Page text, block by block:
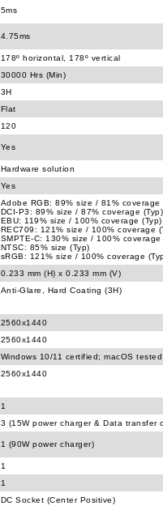
5ms
4.75ms
178º horizontal, 178º vertical
30000 Hrs (Min)
3H
Flat
120
Yes
Hardware solution
Yes
Adobe RGB: 89% size / 81% coverage
DCI-P3: 89% size / 87% coverage (Typ)
EBU: 119% size / 100% coverage (Typ)
REC709: 121% size / 100% coverage
SMPTE-C: 130% size / 100% coverage
NTSC: 85% size (Typ)
sRGB: 121% size / 100% coverage
0.233 mm (H) x 0.233 mm (V)
Anti-Glare, Hard Coating (3H)
2560x1440
2560x1440
Windows 10/11 certified; macOS tested
2560x1440
1
3 (15W power charger & Data transfer
1 (90W power charger)
1
1
DC Socket (Center Positive)